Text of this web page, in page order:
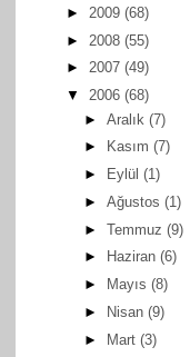
► 2009 (68)
► 2008 (55)
► 2007 (49)
▼ 2006 (68)
► Aralık (7)
►
Kasım (7)
►
Eylül (1)
► Ağustos (1)
► Temmuz (9)
►
Haziran (6)
►
Mayıs (8)
►
Nisan (9)
► Mart (3)